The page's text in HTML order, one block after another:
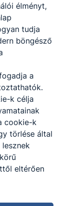
élményt,
tudja
böngésző
a
k célja
cookie-k
törlése által
eltérően